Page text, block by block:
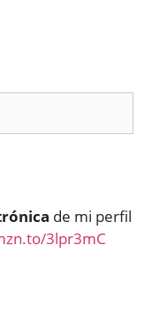
de mi perfil
3lpr3mC